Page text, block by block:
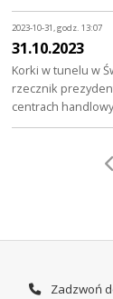
2023-10-31, godz. 13:07
31.10.2023
Korki w tunelu w
rzecznik
centrach
Zadzwoń